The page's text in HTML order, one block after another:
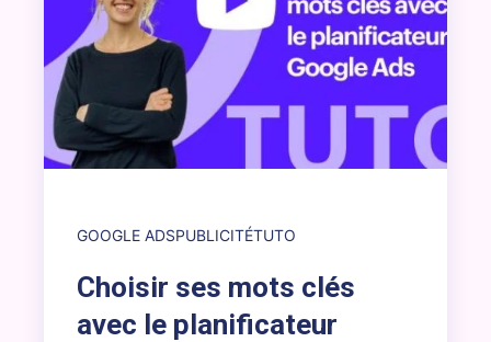
GOOGLE ADSPUBLICITÉTUTO
Choisir ses mots clés
avec le planificateur